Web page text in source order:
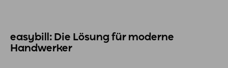
easybill: Die Lösung für moderne
Handwerker